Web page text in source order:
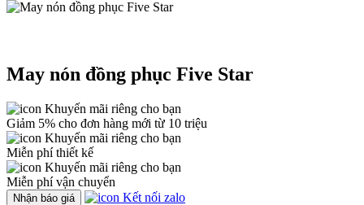
May nón đồng phục Five Star
Khuyến mãi riêng cho bạn
Giảm 5% cho đơn hàng mới từ 10 triệu
Khuyến mãi riêng cho bạn
Miễn phí thiết kế
Khuyến mãi riêng cho bạn
Miễn phí vận chuyển
Nhận báo giá Kết nối zalo